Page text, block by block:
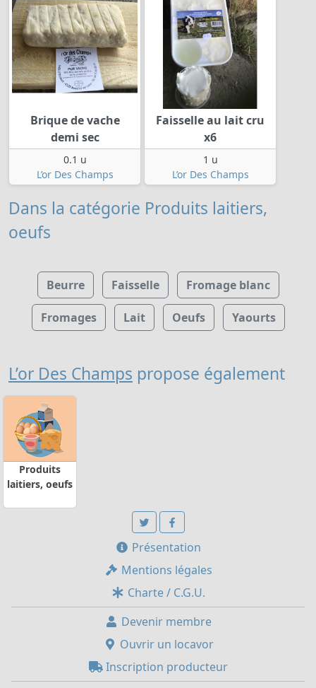
Brique de vache
demi sec
0.1 u
L’or Des Champs
Faisselle au lait cru
x6
1 u
L’or Des Champs
Dans la catégorie Produits laitiers,
oeufs
Beurre Faisselle Fromage blanc
Fromages Lait Oeufs Yaourts
L’or Des Champs propose également
Produits
laitiers, oeufs
Présentation
Mentions légales
Charte / C.G.U.
Devenir membre
Ouvrir un locavor
Inscription producteur